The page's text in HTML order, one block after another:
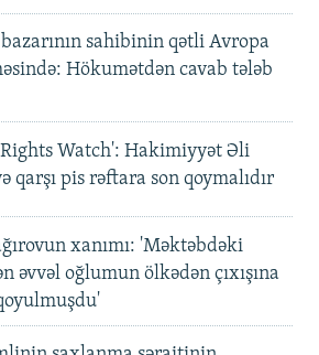
sahibinin qətli Avropa
Hökumətdən cavab tələb
Watch': Hakimiyyət Əli
qarşı pis rəftara son qoymalıdır
xanımı: 'Məktəbdəki
əvvəl oğlumun ölkədən çıxışına